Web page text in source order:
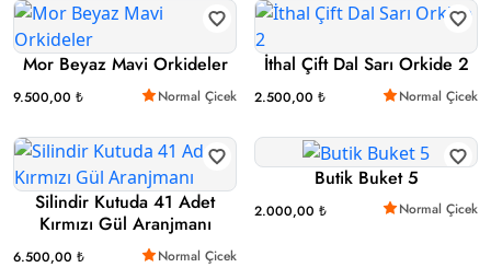
Mor Beyaz Mavi Orkideler
9.500,00 ₺ Normal Çicek
İthal Çift Dal Sarı Orkide 2
2.500,00 ₺ Normal Çicek
Silindir Kutuda 41 Adet
Kırmızı Gül Aranjmanı
6.500,00 ₺ Normal Çicek
Butik Buket 5
2.000,00 ₺ Normal Çicek